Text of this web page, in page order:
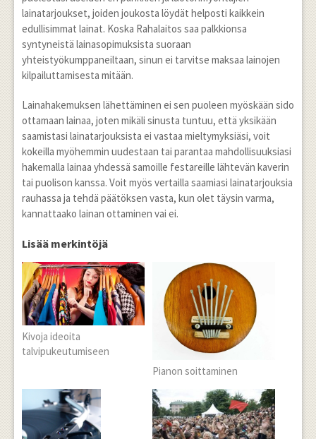
lainatarjoukset, joiden joukosta löydät helposti kaikkein
edullisimmat lainat. Koska Rahalaitos saa palkkionsa
syntyneistä lainasopimuksista suoraan
yhteistyökumppaneiltaan, sinun ei tarvitse maksaa lainojen
kilpailuttamisesta mitään.
Lainahakemuksen lähettäminen ei sen puoleen myöskään sido
ottamaan lainaa, joten mikäli sinusta tuntuu, että yksikään
saamistasi lainatarjouksista ei vastaa mieltymyksiäsi, voit
kokeilla myöhemmin uudestaan tai parantaa mahdollisuuksiasi
hakemalla lainaa yhdessä samoille festareille lähtevän kaverin
tai puolison kanssa. Voit myös vertailla saamiasi lainatarjouksia
rauhassa ja tehdä päätöksen vasta, kun olet täysin varma,
kannattaako lainan ottaminen vai ei.
Lisää merkintöjä
Kivoja ideoita
talvipukeutumiseen
Pianon soittaminen